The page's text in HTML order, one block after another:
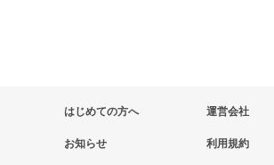
はじめての方へ
お知らせ
運営会社
利用規約